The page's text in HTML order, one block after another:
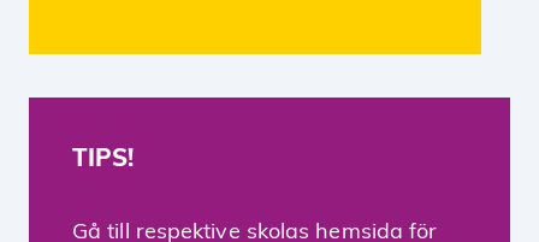
TIPS!
Gå till respektive skolas hemsida för